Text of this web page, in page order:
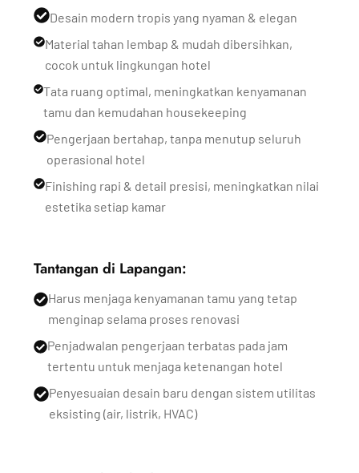
Desain modern tropis yang nyaman & elegan
Material tahan lembap & mudah dibersihkan,
cocok untuk lingkungan hotel
Tata ruang optimal, meningkatkan kenyamanan
tamu dan kemudahan housekeeping
Pengerjaan bertahap, tanpa menutup seluruh
operasional hotel
Finishing rapi & detail presisi, meningkatkan nilai
estetika setiap kamar
Tantangan di Lapangan:
Harus menjaga kenyamanan tamu yang tetap
menginap selama proses renovasi
Penjadwalan pengerjaan terbatas pada jam
tertentu untuk menjaga ketenangan hotel
Penyesuaian desain baru dengan sistem utilitas
eksisting (air, listrik, HVAC)